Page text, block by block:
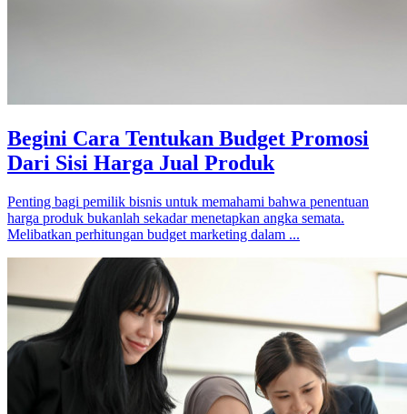
Begini Cara Tentukan Budget Promosi
Dari Sisi Harga Jual Produk
Penting bagi pemilik bisnis untuk memahami bahwa penentuan
harga produk bukanlah sekadar menetapkan angka semata.
Melibatkan perhitungan budget marketing dalam ...